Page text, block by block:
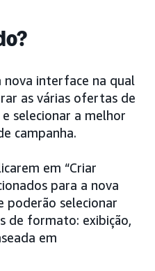
nova interface na qual
as várias ofertas de
selecionar a melhor
campanha.
em “Criar
para a nova
poderão selecionar
de formato: exibição,
em